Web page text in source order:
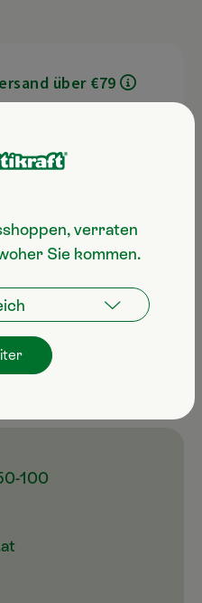
über €79
innerhalb
100
verraten
Sie kommen.